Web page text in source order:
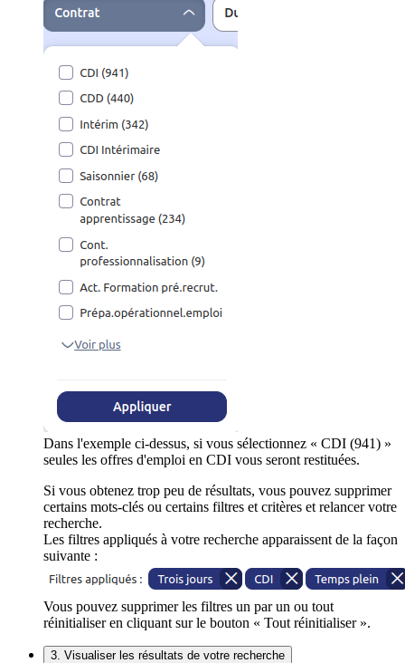
Dans l'exemple ci-dessus, si vous sélectionnez « CDI (941) »
seules les offres d'emploi en CDI vous seront restituées.
Si vous obtenez trop peu de résultats, vous pouvez supprimer
certains mots-clés ou certains filtres et critères et relancer votre
recherche.
Les filtres appliqués à votre recherche apparaissent de la façon
suivante :
Vous pouvez supprimer les filtres un par un ou tout
réinitialiser en cliquant sur le bouton « Tout réinitialiser ».
3. Visualiser les résultats de votre recherche